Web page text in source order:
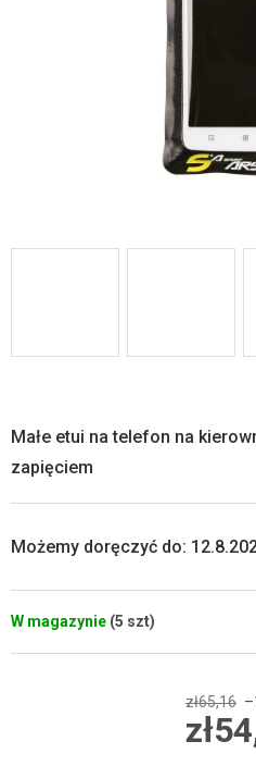
W magazynie (5 szt)
Możemy doręczyć do:
Małe etui na telefon na
zapięciem
zł65,16